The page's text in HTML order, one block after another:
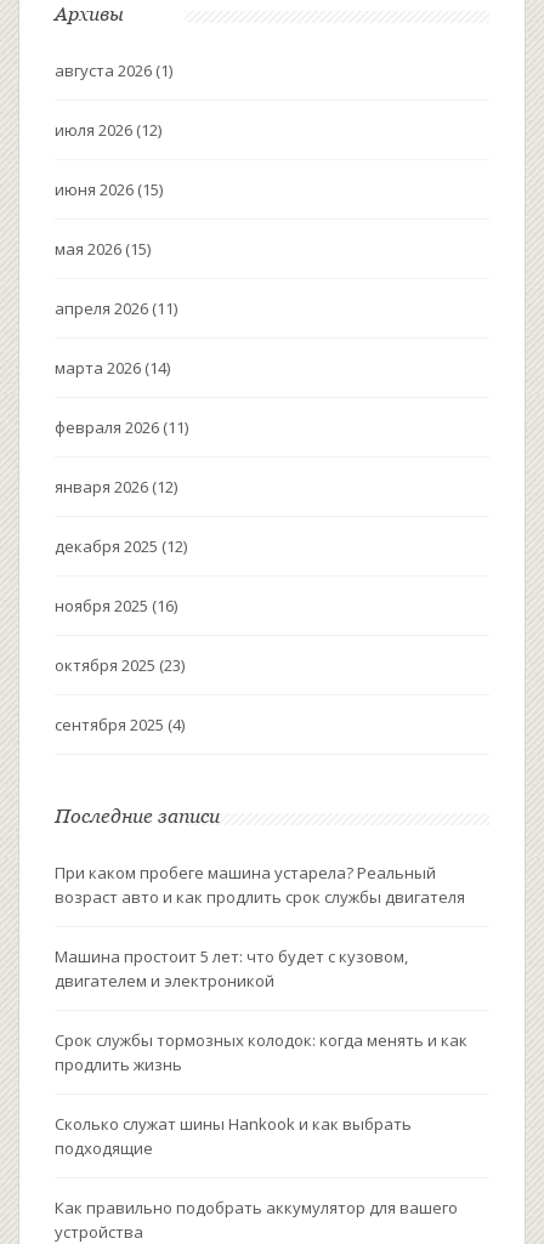
Архивы
августа 2026 (1)
июля 2026 (12)
июня 2026 (15)
мая 2026 (15)
апреля 2026 (11)
марта 2026 (14)
февраля 2026 (11)
января 2026 (12)
декабря 2025 (12)
ноября 2025 (16)
октября 2025 (23)
сентября 2025 (4)
Последние записи
При каком пробеге машина устарела? Реальный
возраст авто и как продлить срок службы двигателя
Машина простоит 5 лет: что будет с кузовом,
двигателем и электроникой
Срок службы тормозных колодок: когда менять и как
продлить жизнь
Сколько служат шины Hankook и как выбрать
подходящие
Как правильно подобрать аккумулятор для вашего
устройства